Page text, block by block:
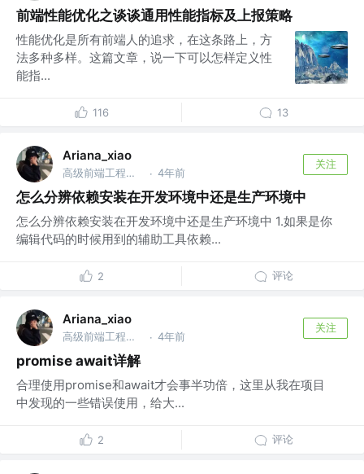
前端性能优化之谈谈通用性能指标及上报策略
性能优化是所有前端人的追求，在这条路上，方
法多种多样。这篇文章，说一下可以怎样定义性
能指...
116 13
Ariana_xiao
高级前端工程师 @DIDI · 4年前
关注
怎么分辨依赖安装在开发环境中还是生产环境中
怎么分辨依赖安装在开发环境中还是生产环境中 1.如果是你
编辑代码的时候用到的辅助工具依赖...
2 评论
Ariana_xiao
高级前端工程师 @DIDI · 4年前
关注
promise await详解
合理使用promise和await才会事半功倍，这里从我在项目
中发现的一些错误使用，给大...
2 评论